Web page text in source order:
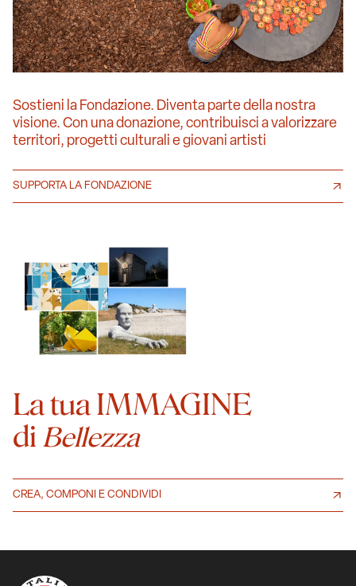
Sostieni la Fondazione. Diventa parte della nostra
visione. Con una donazione, contribuisci a valorizzare
territori, progetti culturali e giovani artisti
SUPPORTA LA FONDAZIONE
La tua IMMAGINE
di Bellezza
CREA, COMPONI E CONDIVIDI